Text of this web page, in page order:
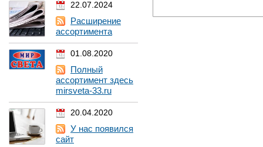
22.07.2024
Расширение
ассортимента
01.08.2020
Полный
ассортимент здесь
mirsveta-33.ru
20.04.2020
У нас появился
сайт